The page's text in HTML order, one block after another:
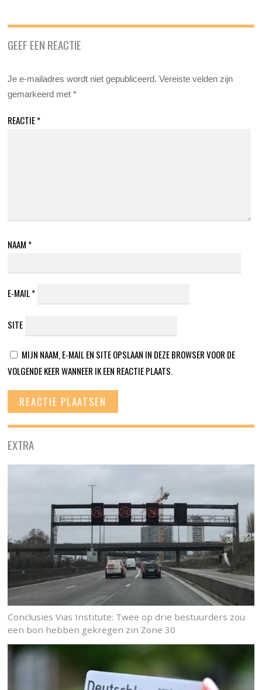
GEEF EEN REACTIE
Je e-mailadres wordt niet gepubliceerd. Vereiste velden zijn
gemarkeerd met*
REACTIE*
NAAM *
E-MAIL*
SITE
MIJN NAAM, E-MAIL EN SITE OPSLAAN IN DEZE BROWSER VOOR DE
VOLGENDE KEER WANNEER IK EEN REACTIE PLAATS.
EXTRA
Conclusies Vias Institute: Twee op drie bestuurders zou
een bon hebben gekregen zin Zone 30